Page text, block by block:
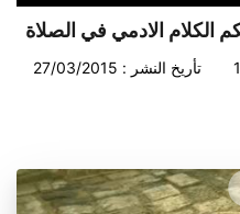
الكلام الادمي في الصلاة
تأريخ النشر : 27/03/2015